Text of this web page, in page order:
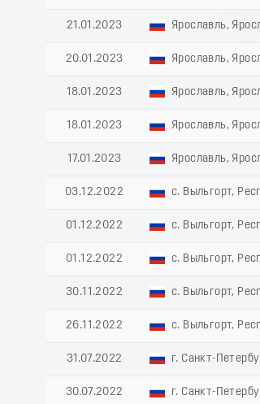
21.01.2023 Ярославль,
20.01.2023 Ярославль,
18.01.2023 Ярославль,
18.01.2023 Ярославль,
17.01.2023 Ярославль,
03.12.2022 с. Выльгорт,
01.12.2022 с. Выльгорт,
01.12.2022 с. Выльгорт,
30.11.2022 с. Выльгорт,
26.11.2022 с. Выльгорт,
31.07.2022 г. Санкт-
30.07.2022 г. Санкт-